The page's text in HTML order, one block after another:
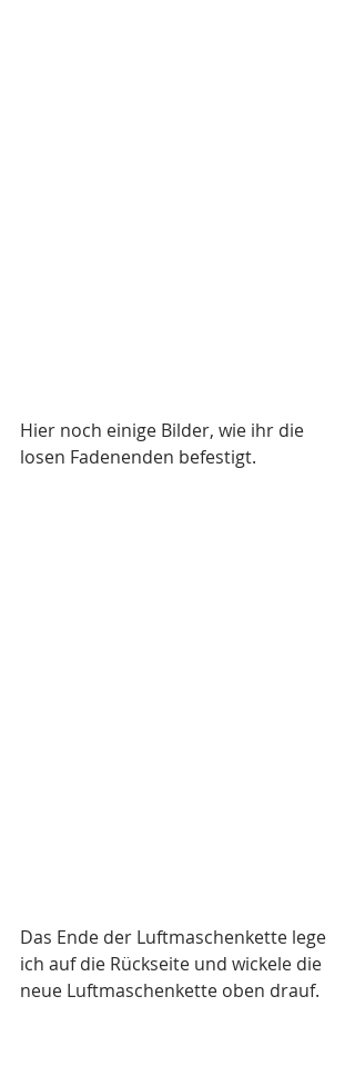
Hier noch einige Bilder, wie ihr die
losen Fadenenden befestigt.
Das Ende der Luftmaschenkette lege
ich auf die Rückseite und wickele die
neue Luftmaschenkette oben drauf.